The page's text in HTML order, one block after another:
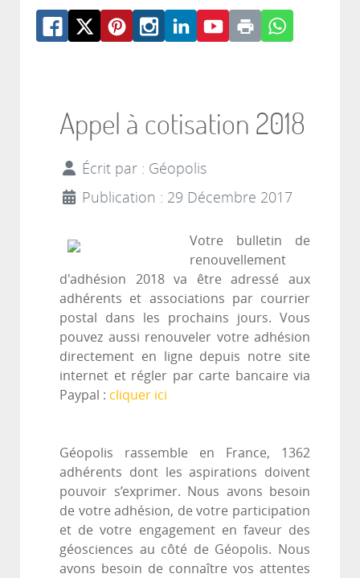
Appel à cotisation 2018
Écrit par : Géopolis
Publication : 29 Décembre 2017
Votre bulletin de
renouvellement
d'adhésion 2018 va être adressé aux
adhérents et associations par courrier
postal dans les prochains jours. Vous
pouvez aussi renouveler votre adhésion
directement en ligne depuis notre site
internet et régler par carte bancaire via
Paypal : cliquer ici
Géopolis rassemble en France, 1362
adhérents dont les aspirations doivent
pouvoir s’exprimer. Nous avons besoin
de votre adhésion, de votre participation
et de votre engagement en faveur des
géosciences au côté de Géopolis. Nous
avons besoin de connaître vos attentes